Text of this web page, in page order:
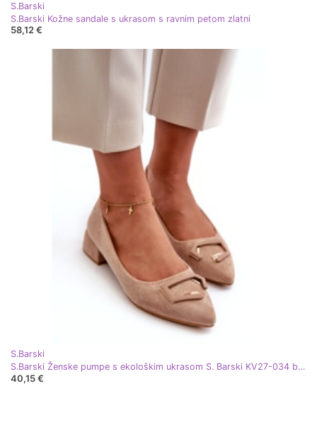
S.Barski
S.Barski Kožne sandale s ukrasom s ravnim petom zlatni
58,12 €
S.Barski
S.Barski Ženske pumpe s ekološkim ukrasom S. Barski KV27-034 bež
40,15 €